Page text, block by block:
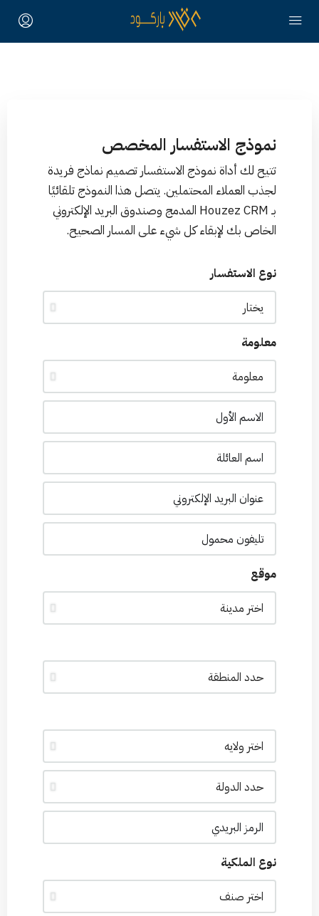
نموذج الاستفسار المخصص
تتيح لك أداة نموذج الاستفسار تصميم نماذج فريدة
لجذب العملاء المحتملين. يتصل هذا النموذج تلقائيًا
بـ Houzez CRM المدمج وصندوق البريد الإلكتروني
الخاص بك لإبقاء كل شيء على المسار الصحيح.
نوع الاستفسار
معلومة
موقع
نوع الملكية